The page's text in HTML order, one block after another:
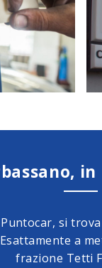
si
a
frazione Tetti